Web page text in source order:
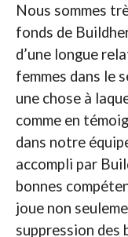
Nous sommes
fonds de
d’une longue
femmes dans le
une chose à
comme en
dans notre
accompli par
bonnes
joue non
suppression des